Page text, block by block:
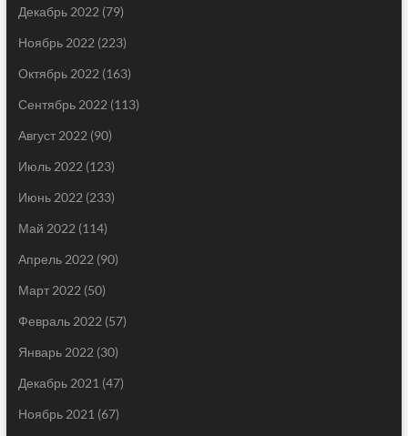
Декабрь 2022 (79)
Ноябрь 2022 (223)
Октябрь 2022 (163)
Сентябрь 2022 (113)
Август 2022 (90)
Июль 2022 (123)
Июнь 2022 (233)
Май 2022 (114)
Апрель 2022 (90)
Март 2022 (50)
Февраль 2022 (57)
Январь 2022 (30)
Декабрь 2021 (47)
Ноябрь 2021 (67)